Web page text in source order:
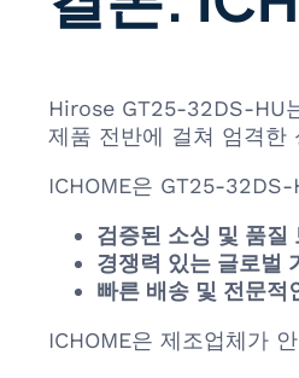
Hirose GT25-32DS-HU
제품 전반에 걸쳐 엄격한
ICHOME은 GT25-
검증된 소싱 및 품질
경쟁력 있는 글로벌
빠른 배송 및 전문적
ICHOME은 제조업체가